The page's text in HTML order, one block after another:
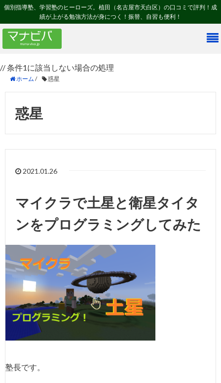
個別指導塾、学習塾のヒーローズ。植田（名古屋市天白区）の口コミで評判！成
績が上がる勉強方法が身につく！振替、自習も便利！
// 条件1に該当しない場合の処理
ホーム / 惑星
惑星
2021.01.26
マイクラで土星と衛星タイタ
ンをプログラミングしてみた
塾長です。